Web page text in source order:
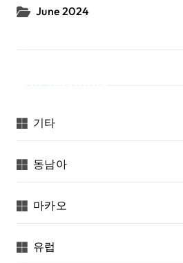
June 2024
기타
동남아
마카오
유럽